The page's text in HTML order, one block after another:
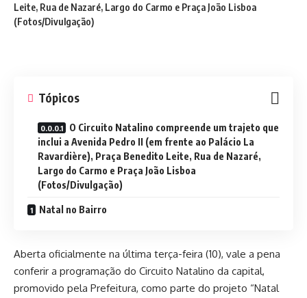
Leite, Rua de Nazaré, Largo do Carmo e Praça João Lisboa
(Fotos/Divulgação)
Tópicos
O Circuito Natalino compreende um trajeto que
inclui a Avenida Pedro II (em frente ao Palácio La
Ravardière), Praça Benedito Leite, Rua de Nazaré,
Largo do Carmo e Praça João Lisboa
(Fotos/Divulgação)
Natal no Bairro
Aberta oficialmente na última terça-feira (10), vale a pena
conferir a programação do Circuito Natalino da capital,
promovido pela Prefeitura, como parte do projeto “Natal